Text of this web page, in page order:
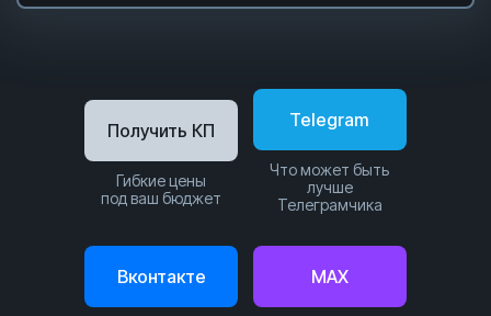
Telegram
Что может быть
лучше
Телеграмчика
Вконтакте
Получить КП
Гибкие цены
под ваш бюджет
MAX